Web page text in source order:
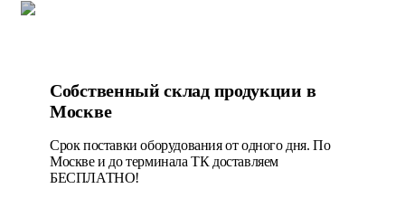
Собственный склад продукции в
Москве
Срок поставки оборудования от одного дня. По
Москве и до терминала ТК доставляем
БЕСПЛАТНО!